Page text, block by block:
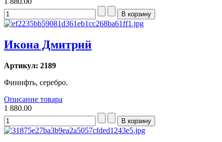
Икона Дмитрий
Артикул: 2189
Финифть, серебро.
Описание товара
1 880.00